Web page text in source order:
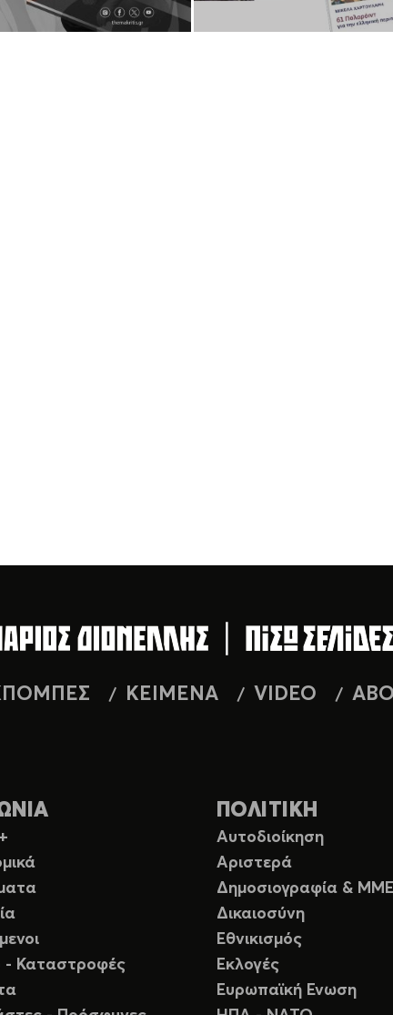
ΚΕΙΜΕΝΑ VIDEO
- Καταστροφές
ΠΟΛΙΤΙΚΗ
Αυτοδιοίκηση
Αριστερά
Δημοσιογραφία & ΜΜΕ
Δικαιοσύνη
Εθνικισμός
Εκλογές
Ευρωπαϊκή Ενωση